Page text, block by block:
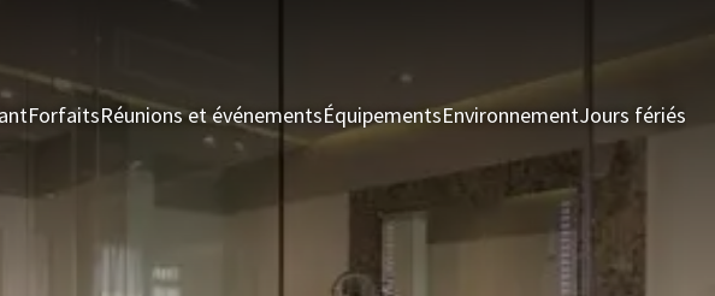
ForfaitsRéunions et événementsÉquipementsEnvironnementJours fériés